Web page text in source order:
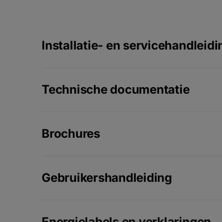
Installatie- en
Technische documentatie
Brochures
Gebruikershandleiding